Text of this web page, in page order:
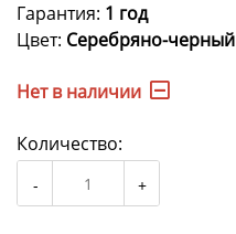
Гарантия: 1 год
Цвет: Серебряно-черный
Нет в наличии
Количество: